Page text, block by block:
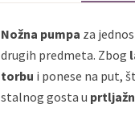
Nožna pumpa za
drugih predmeta. Zbog
torbu i ponese na put,
stalnog gosta u